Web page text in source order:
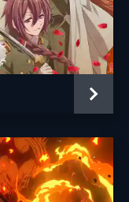
田中日香里
重國浩子
クレハ
Colored Pencil Animation Japan